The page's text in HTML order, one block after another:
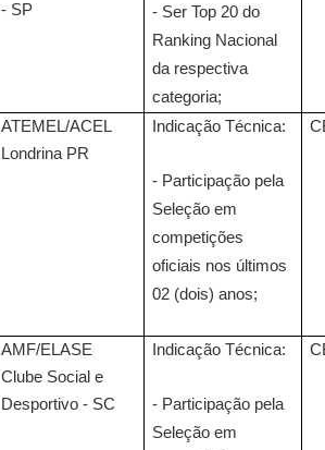
- SP
- Ser Top 20 do
Ranking Nacional
da respectiva
categoria;
ATEMEL/ACEL
Londrina PR
Indicação Técnica:
- Participação pela
Seleção em
competições
oficiais nos últimos
02 (dois) anos;
AMF/ELASE
Clube Social e
Desportivo - SC
Indicação Técnica:
- Participação pela
Seleção em